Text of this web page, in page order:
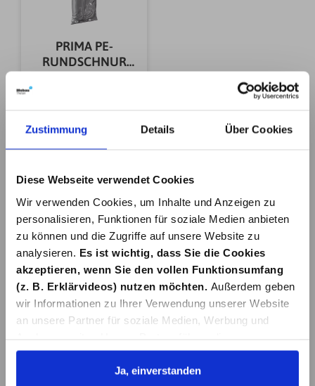
Zustimmung Details Über Cookies
Diese Webseite verwendet Cookies
Wir verwenden Cookies, um Inhalte und Anzeigen zu
personalisieren, Funktionen für soziale Medien anbieten
zu können und die Zugriffe auf unsere Website zu
analysieren. Es ist wichtig, dass Sie die Cookies
akzeptieren, wenn Sie den vollen Funktionsumfang
(z. B. Erklärvideos) nutzen möchten.
Außerdem geben
wir Informationen zu Ihrer Verwendung unserer Website
an unsere Partner für soziale Medien, Werbung und
Informationen möglicherweise mit weiteren Daten
zusammen, die Sie ihnen bereitgestellt haben oder die
Ja, einverstanden
PRIMA PE-
RUNDSCHNUR
Details